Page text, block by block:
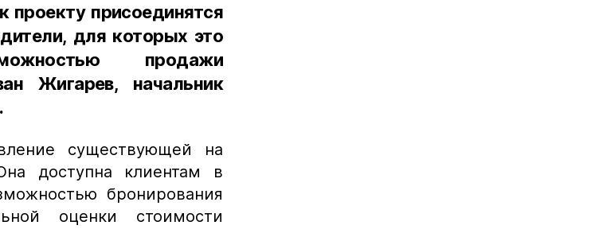
проекту присоединятся
для которых это
продажи
Жигарев, начальник
существующей на
доступна клиентам в
бронирования
оценки стоимости